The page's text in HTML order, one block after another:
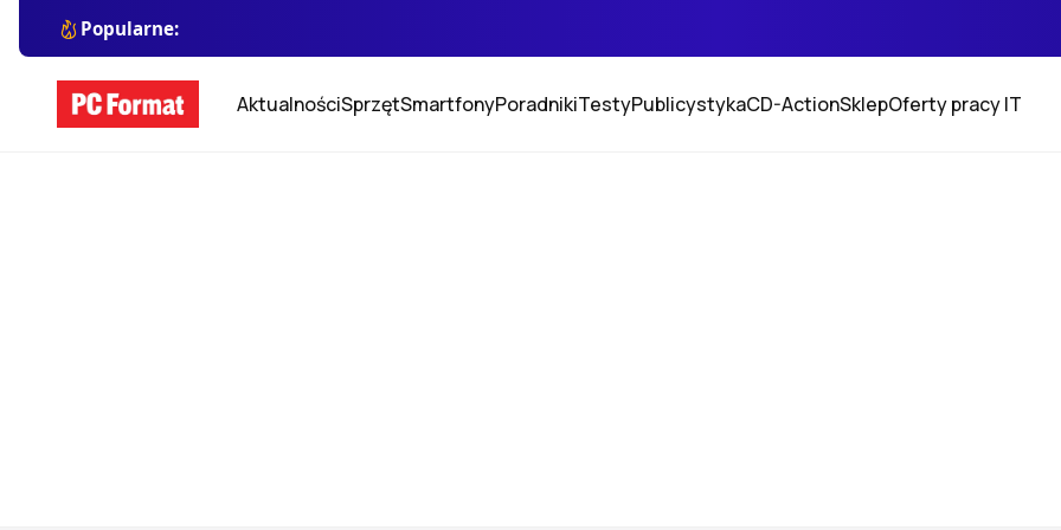
Popularne:
AktualnościSprzętSmartfonyPoradnikiTestyPublicystykaCD-ActionSklepOferty pracy IT